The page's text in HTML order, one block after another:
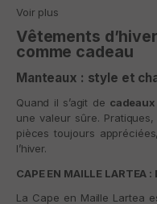
Voir plus
Vêtements
comme cadeau
Manteaux : style et
Quand il s’agit de
une valeur sûre.
pièces toujours
l’hiver.
CAPE EN MAILLE
La Cape en Maille Lartea